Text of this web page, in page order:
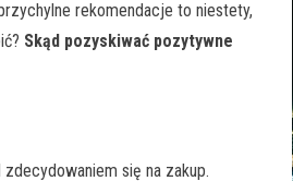
rekomendacje to niestety,
Skąd pozyskiwać pozytywne
się na zakup.